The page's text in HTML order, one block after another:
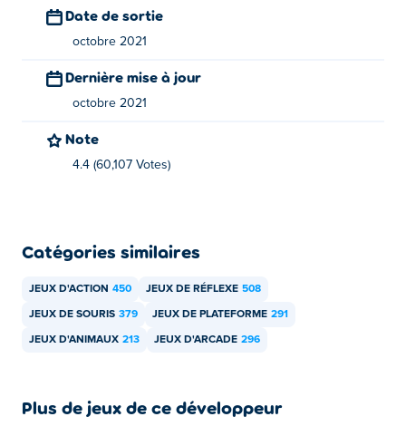
Super Fowlst est créé par Thomas K. Young. C'est leur
Date de sortie
octobre 2021
Dernière mise à jour
octobre 2021
Note
4.4 (60,107 Votes)
Catégories similaires
JEUX D'ACTION 450 JEUX DE RÉFLEXE 508
JEUX DE SOURIS 379 JEUX DE PLATEFORME 291
JEUX D'ANIMAUX 213 JEUX D'ARCADE 296
Plus de jeux de ce développeur